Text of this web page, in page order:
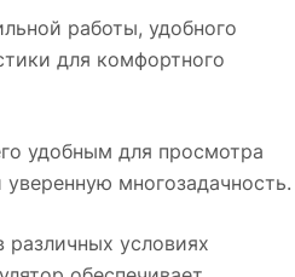
работы, удобного
для комфортного
удобным для просмотра
многозадачность.
условиях